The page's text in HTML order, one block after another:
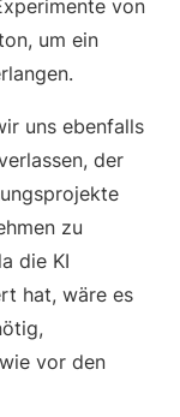
von
um ein
uns ebenfalls
der
zu
die KI
hat, wäre es
vor den